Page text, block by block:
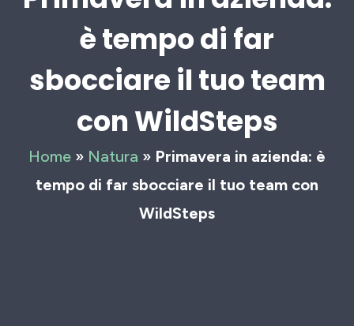
è tempo di far
sbocciare il tuo team
con WildSteps
Home » Natura » Primavera in azienda: è
tempo di far sbocciare il tuo team con
WildSteps